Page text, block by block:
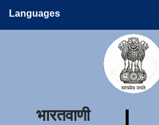
Languages
भारतवाणी